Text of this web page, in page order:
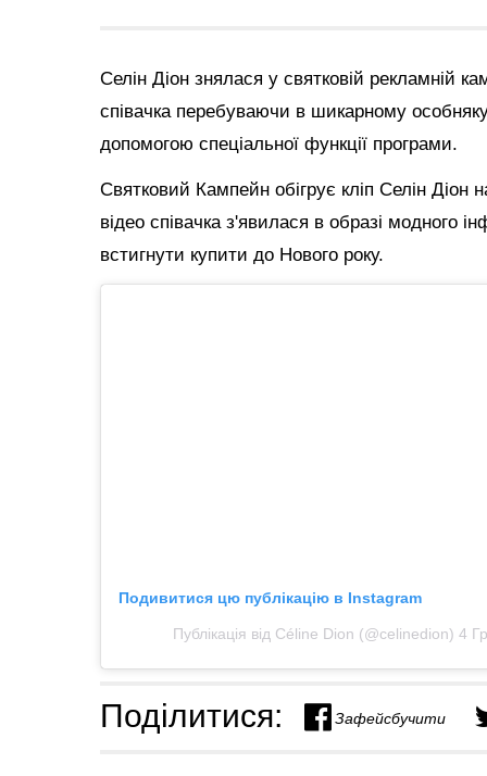
Селін Діон знялася у святковій рекламній
співачка перебуваючи в шикарному
допомогою спеціальної функції програми.
Святковий Кампейн обігрує кліп Селін
відео співачка з'явилася в образі модного
встигнути купити до Нового року.
Подивитися цю публікацію в Instagram
Публікація від Céline Dion (@celinedion) 4
Поділитися: Зафейсбучити